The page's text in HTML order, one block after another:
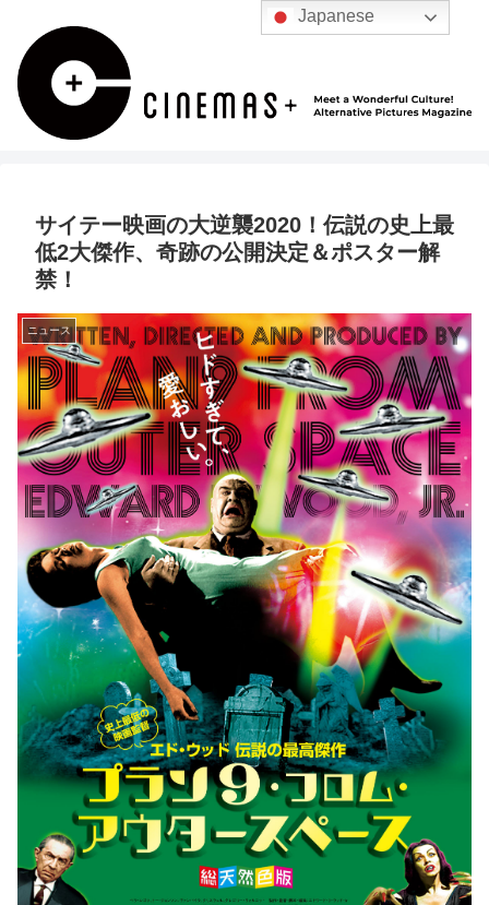
サイテー映画の大逆襲2020！伝説の史上最
低2大傑作、奇跡の公開決定＆ポスター解
禁！
ニュース
Japanese